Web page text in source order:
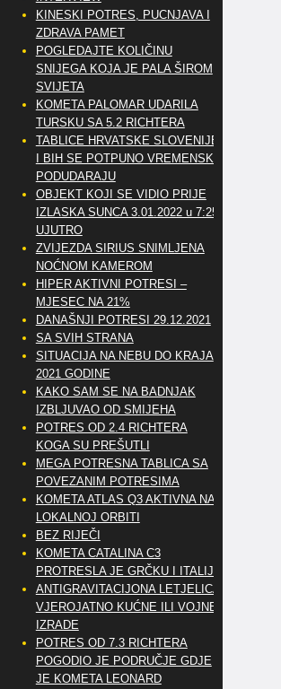
KINESKI POTRES, PUCNJAVA I
ZDRAVA PAMET
POGLEDAJTE KOLIČINU
SNIJEGA KOJA JE PALA ŠIROM
SVIJETA
KOMETA PALOMAR UDARILA
TURSKU SA 5.2 RICHTERA
TABLICE HRVATSKE SLOVENIJE
I BIH SE POTPUNO VREMENSKI
PODUDARAJU
OBJEKT KOJI SE VIDIO PRIJE
IZLASKA SUNCA 3.01.2022 u 7:25
UJUTRO
ZVIJEZDA SIRIUS SNIMLJENA
NOĆNOM KAMEROM
HIPER AKTIVNI POTRESI –
MJESEC NA 21%
DANAŠNJI POTRESI 29.12.2021
SA SVIH STRANA
SITUACIJA NA NEBU DO KRAJA
2021 GODINE
KAKO SAM SE NA BADNJAK
IZBLJUVAO OD SMIJEHA
POTRES OD 2.4 RICHTERA
KOGA SU PREŠUTLI
MEGA POTRESNA TABLICA SA
POVEZANIM POTRESIMA
KOMETA ATLAS Q3 AKTIVNA NA
LOKALNOJ ORBITI
BEZ RIJEČI
KOMETA CATALINA C3
PROTRESLA JE GRČKU I ITALIJU
ANTIGRAVITACIJONA LETJELICA
VJEROJATNO KUĆNE ILI VOJNE
IZRADE
POTRES OD 7.3 RICHTERA
POGODIO JE PODRUČJE GDJE
JE KOMETA LEONARD